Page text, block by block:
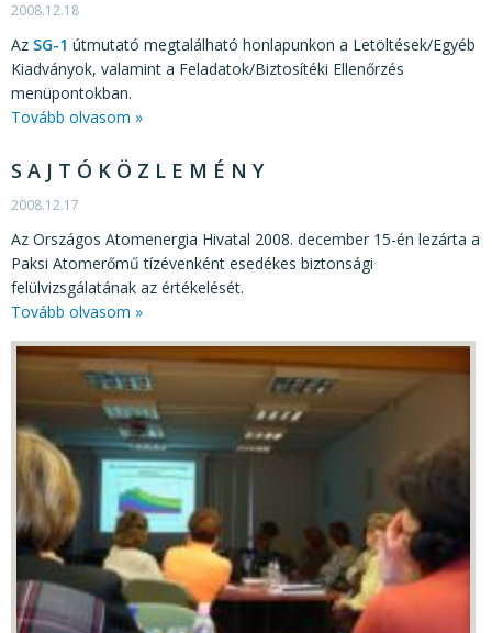
2008.12.18
Az SG-1 útmutató megtalálható honlapunkon a Letöltések/Egyéb
Kiadványok, valamint a Feladatok/Biztosítéki Ellenőrzés
menüpontokban.
Tovább olvasom »
S A J T Ó K Ö Z L E M É N Y
2008.12.17
Az Országos Atomenergia Hivatal 2008. december 15-én lezárta a
Paksi Atomerőmű tízévenként esedékes biztonsági
felülvizsgálatának az értékelését.
Tovább olvasom »